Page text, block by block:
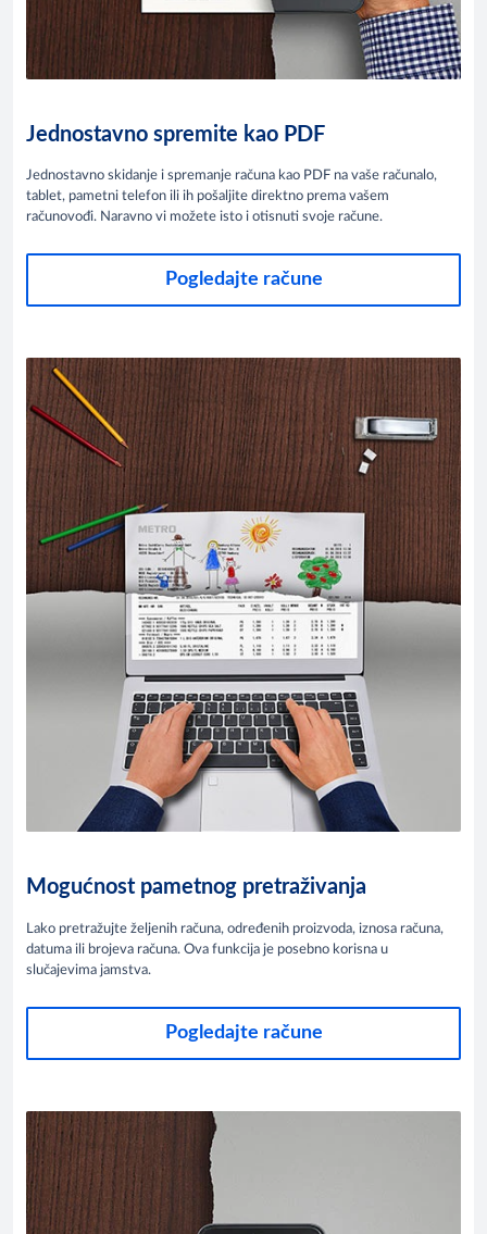
Jednostavno spremite kao PDF
Jednostavno skidanje i spremanje računa kao PDF na vaše računalo,
tablet, pametni telefon ili ih pošaljite direktno prema vašem
računovođi. Naravno vi možete isto i otisnuti svoje račune.
Pogledajte račune
Mogućnost pametnog pretraživanja
Lako pretražujte željenih računa, određenih proizvoda, iznosa računa,
datuma ili brojeva računa. Ova funkcija je posebno korisna u
slučajevima jamstva.
Pogledajte račune